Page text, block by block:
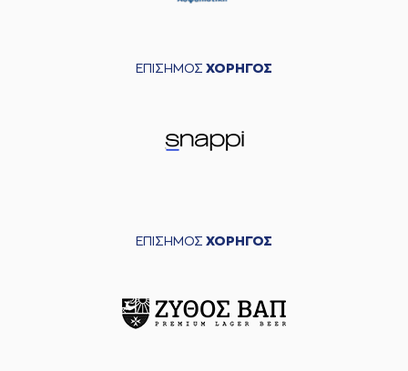
ΕΠΙΣΗΜΟΣ ΧΟΡΗΓΟΣ
ΕΠΙΣΗΜΟΣ ΧΟΡΗΓΟΣ